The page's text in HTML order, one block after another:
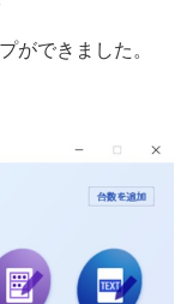
ができました。